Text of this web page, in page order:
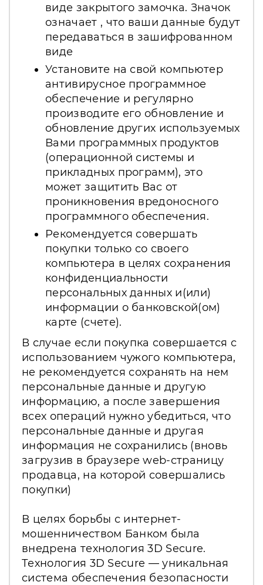
виде закрытого замочка. Значок
означает , что ваши данные будут
передаваться в зашифрованном
виде
Установите на свой компьютер
антивирусное программное
обеспечение и регулярно
производите его обновление и
обновление других используемых
Вами программных продуктов
(операционной системы и
прикладных программ), это
может защитить Вас от
проникновения вредоносного
программного обеспечения.
Рекомендуется совершать
покупки только со своего
компьютера в целях сохранения
конфиденциальности
персональных данных и(или)
информации о банковской(ом)
карте (счете).
В случае если покупка совершается с
использованием чужого компьютера,
не рекомендуется сохранять на нем
персональные данные и другую
информацию, а после завершения
всех операций нужно убедиться, что
персональные данные и другая
информация не сохранились (вновь
загрузив в браузере web-страницу
продавца, на которой совершались
покупки)
В целях борьбы с интернет-
мошенничеством Банком была
внедрена технология 3D Secure.
Технология 3D Secure — уникальная
система обеспечения безопасности